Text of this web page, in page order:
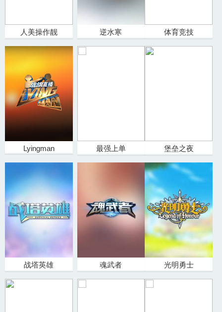
人美操作靓 逆水寒 体育竞技
Lyingman 最强上单 堡垒之夜
战塔英雄 魂武者 光明勇士